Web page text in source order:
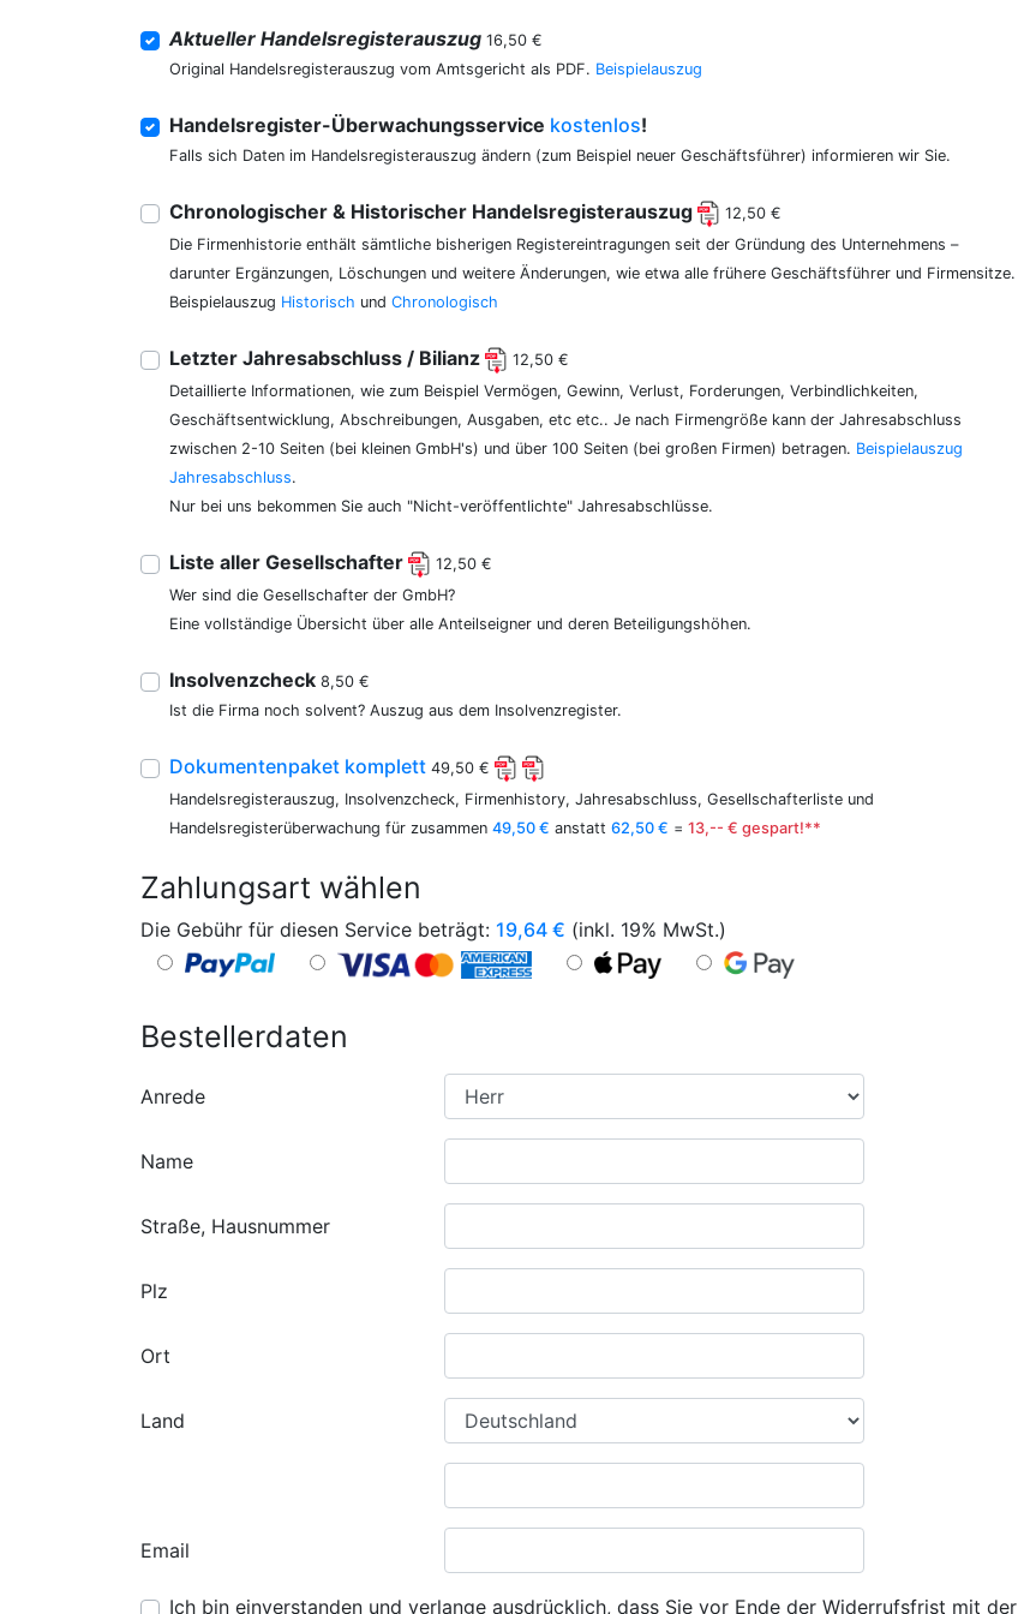
Aktueller Handelsregisterauszug 16,50 €
Original Handelsregisterauszug vom Amtsgericht als PDF. Beispielauszug
Handelsregister-Überwachungsservice kostenlos!
Falls sich Daten im Handelsregisterauszug ändern (zum Beispiel neuer Geschäftsführer) informieren wir Sie.
Chronologischer & Historischer Handelsregisterauszug
12,50 €
Die Firmenhistorie enthält sämtliche bisherigen Registereintragungen seit der Gründung des Unternehmens –
darunter Ergänzungen, Löschungen und weitere Änderungen, wie etwa alle frühere Geschäftsführer und Firmensitze.
Beispielauszug Historisch und Chronologisch
Letzter Jahresabschluss / Bilianz
12,50 €
Detaillierte Informationen, wie zum Beispiel Vermögen, Gewinn, Verlust, Forderungen, Verbindlichkeiten,
Geschäftsentwicklung, Abschreibungen, Ausgaben, etc etc.. Je nach Firmengröße kann der Jahresabschluss
zwischen 2-10 Seiten (bei kleinen GmbH's) und über 100 Seiten (bei großen Firmen) betragen. Beispielauszug
Jahresabschluss.
Nur bei uns bekommen Sie auch "Nicht-veröffentlichte" Jahresabschlüsse.
Liste aller Gesellschafter
12,50 €
Wer sind die Gesellschafter der GmbH?
Eine vollständige Übersicht über alle Anteilseigner und deren Beteiligungshöhen.
Insolvenzcheck 8,50 €
Ist die Firma noch solvent? Auszug aus dem Insolvenzregister.
Dokumentenpaket komplett 49,50 €
Handelsregisterauszug, Insolvenzcheck, Firmenhistory, Jahresabschluss, Gesellschafterliste und
Handelsregisterüberwachung für zusammen 49,50 € anstatt 62,50 € = 13,-- € gespart!**
Zahlungsart wählen
Die Gebühr für diesen Service beträgt: 19,64 € (inkl. 19% MwSt.)
Bestellerdaten
Anrede
Name
Straße, Hausnummer
Plz
Ort
Land
Email
Ich bin einverstanden und verlange ausdrücklich, dass Sie vor Ende der Widerrufsfrist mit der